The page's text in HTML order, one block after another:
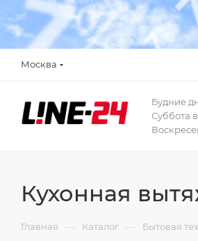
Москва
Будние
Суббота
Кухонная
Главная — Каталог — Бытовая